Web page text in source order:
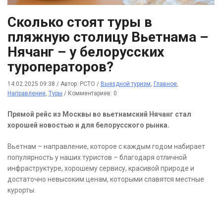
Сколько стоят туры в
пляжную столицу Вьетнама –
Нячанг – у белорусских
туроператоров?
14.02.2025 09:38 / Автор: РСТО / Выездной туризм, Главное,
Направление, Туры / Комментариев: 0
Прямой рейс из Москвы во вьетнамский Нячанг стал
хорошей новостью и для белорусского рынка.
Вьетнам – направление, которое с каждым годом набирает
популярность у наших туристов – благодаря отличной
инфраструктуре, хорошему сервису, красивой природе и
достаточно невысоким ценам, которыми славятся местные
курорты.